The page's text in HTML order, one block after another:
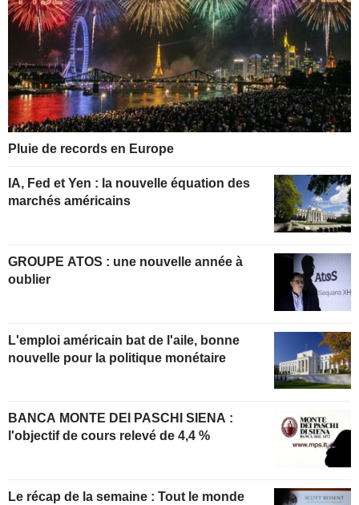
Pluie de records en Europe
IA, Fed et Yen : la nouvelle équation des
marchés américains
GROUPE ATOS : une nouvelle année à
oublier
L'emploi américain bat de l'aile, bonne
nouvelle pour la politique monétaire
BANCA MONTE DEI PASCHI SIENA :
l'objectif de cours relevé de 4,4 %
Le récap de la semaine : Tout le monde